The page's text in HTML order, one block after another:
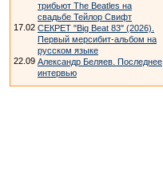
трибьют The Beatles на
свадьбе Тейлор Свифт
17.02 СЕКРЕТ "Big Beat 83" (2026).
Первый мерсибит-альбом на
русском языке
22.09 Александр Беляев. Последнее
интервью